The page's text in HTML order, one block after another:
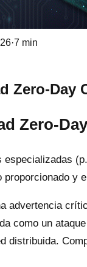
·7 min
Zero-Day
Zero-
especializadas
proporcionado y
advertencia
como un
distribuida.